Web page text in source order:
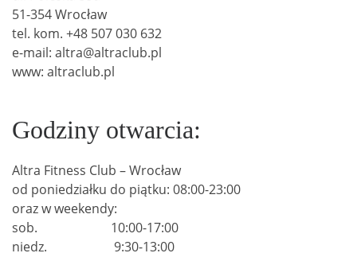
51-354 Wrocław
tel. kom. +48 507 030 632
e-mail: altra@altraclub.pl
www: altraclub.pl
Godziny otwarcia:
Altra Fitness Club – Wrocław
od poniedziałku do piątku: 08:00-23:00
oraz w weekendy:
sob. 10:00-17:00
niedz. 9:30-13:00